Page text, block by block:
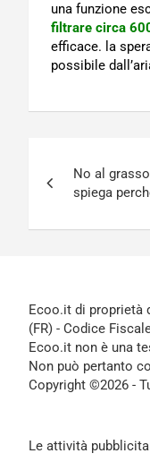
una funzione
filtrare circa
efficace. la
possibile
articoli
No al
spiega
Ecoo.it di proprietà
(FR) - Codice
Ecoo.it non è una
Non può pertanto
Copyright ©2026 -
Le attività